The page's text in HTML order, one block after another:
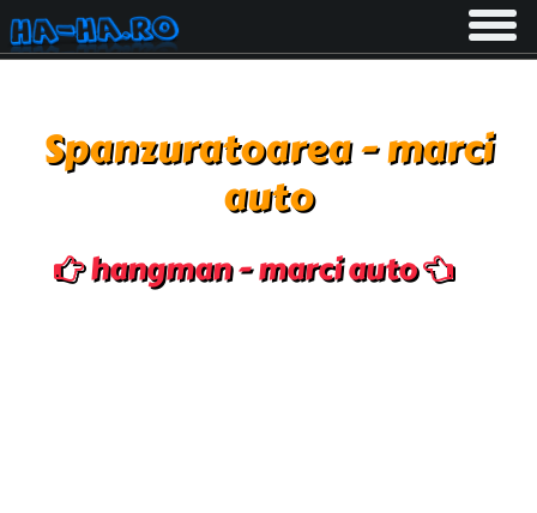
Toggle
Spanzuratoarea - marci
auto
hangman - marci auto